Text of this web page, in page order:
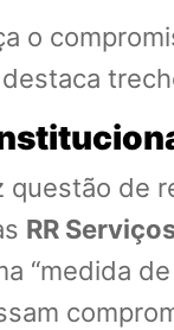
o
destaca
questão de
RR
“medida